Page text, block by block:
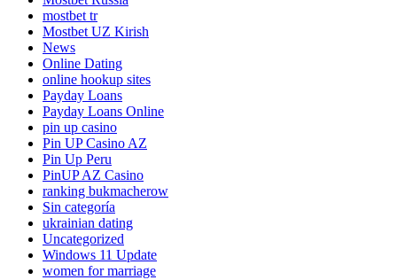
mostbet tr
Mostbet UZ Kirish
News
Online Dating
online hookup sites
Payday Loans
Payday Loans Online
pin up casino
Pin UP Casino AZ
Pin Up Peru
PinUP AZ Casino
ranking bukmacherow
Sin categoría
ukrainian dating
Uncategorized
Windows 11 Update
women for marriage